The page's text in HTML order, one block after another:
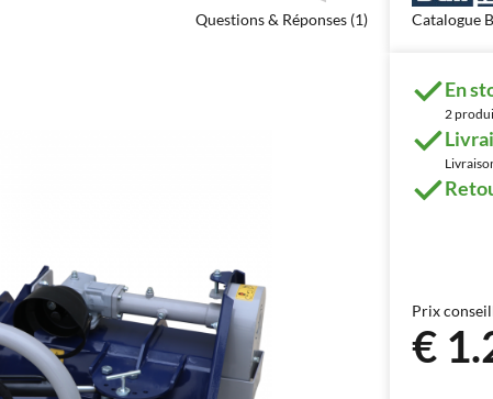
Questions & Réponses (1) Catalogue
En
2
Prix
€